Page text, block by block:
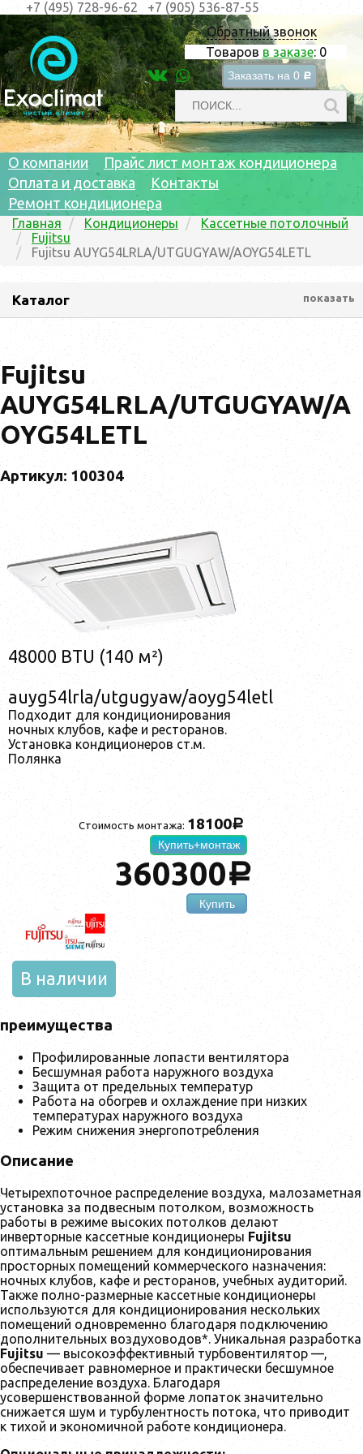
Обратный звонок
Товаров в заказе: 0
Заказать на 0 c
+7 (495) 728-96-62 +7 (905) 536-87-55
О компании
Прайс лист монтаж кондиционера
Оплата и доставка
Контакты
Ремонт кондиционера
Главная Кондиционеры
Кассетные потолочный
Fujitsu
Fujitsu AUYG54LRLA/UTGUGYAW/AOYG54LETL
Каталог показать
Fujitsu
AUYG54LRLA/UTGUGYAW/A
OYG54LETL
Артикул: 100304
48000 BTU (140 м²)
auyg54lrla/utgugyaw/aoyg54letl
Подходит для кондиционирования
ночных клубов, кафе и ресторанов.
Установка кондиционеров ст.м.
Полянка
Стоимость монтажа: 18100a
Купить+монтаж
360300a
Купить
В наличии
преимущества
Профилированные лопасти вентилятора
Бесшумная работа наружного воздуха
Защита от предельных температур
Работа на обогрев и охлаждение при низких
температурах наружного воздуха
Режим снижения энергопотребления
Описание
Четырехпоточное распределение воздуха, малозаметная
установка за подвесным потолком, возможность
работы в режиме высоких потолков делают
инверторные кассетные кондиционеры Fujitsu
оптимальным решением для кондиционирования
просторных помещений коммерческого назначения:
ночных клубов, кафе и ресторанов, учебных аудиторий.
Также полно-размерные кассетные кондиционеры
используются для кондиционирования нескольких
помещений одновременно благодаря подключению
дополнительных воздуховодов*. Уникальная разработка
Fujitsu — высокоэффективный турбовентилятор —,
обеспечивает равномерное и практически бесшумное
распределение воздуха. Благодаря
усовершенствованной форме лопаток значительно
снижается шум и турбулентноcть потока, что приводит
к тихой и экономичной работе кондиционера.